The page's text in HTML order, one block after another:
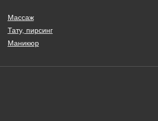
Массаж
Тату, пирсинг
Маникюр